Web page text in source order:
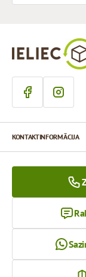
KONTAKTINFORMĀCIJA